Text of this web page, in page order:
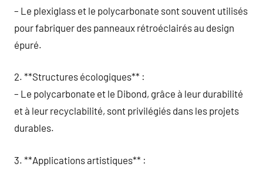
– Le plexiglass et le polycarbonate sont souvent utilisés
pour fabriquer des panneaux rétroéclairés au design
épuré.
2. **Structures écologiques** :
– Le polycarbonate et le Dibond, grâce à leur durabilité
et à leur recyclabilité, sont privilégiés dans les projets
durables.
3. **Applications artistiques** :